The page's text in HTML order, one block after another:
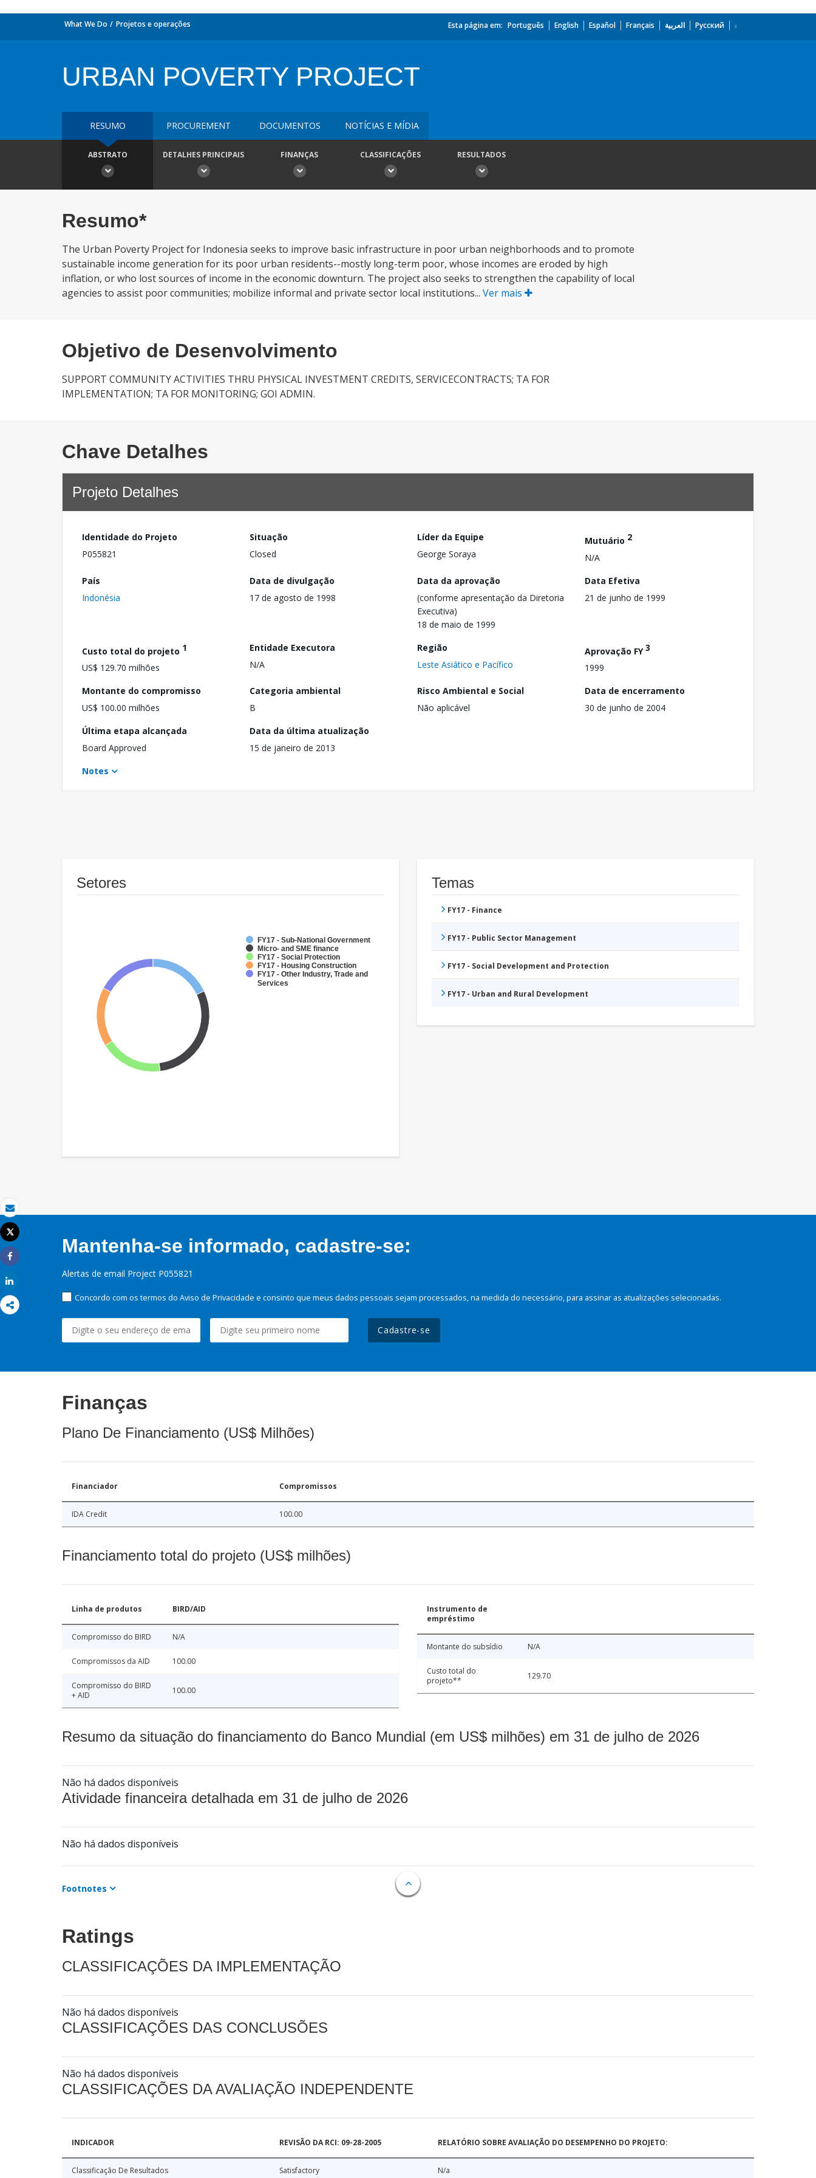
Email
Imprimir
Tweet
Share
What We Do Projetos e operações Esta página em: Português English Español Français العربية Русский
URBAN POVERTY PROJECT
RESUMO PROCUREMENT DOCUMENTOS NOTÍCIAS E MÍDIA
ABSTRATO DETALHES PRINCIPAIS FINANÇAS CLASSIFICAÇÕES RESULTADOS
Resumo*
The Urban Poverty Project for Indonesia seeks to improve basic infrastructure in poor urban neighborhoods and to promote
sustainable income generation for its poor urban residents--mostly long-term poor, whose incomes are eroded by high
inflation, or who lost sources of income in the economic downturn. The project also seeks to strengthen the capability of local
agencies to assist poor communities; mobilize informal and private sector local institutions... Ver mais
Objetivo de Desenvolvimento
SUPPORT COMMUNITY ACTIVITIES THRU PHYSICAL INVESTMENT CREDITS, SERVICECONTRACTS; TA FOR
IMPLEMENTATION; TA FOR MONITORING; GOI ADMIN.
Chave Detalhes
Projeto Detalhes
Identidade do Projeto
P055821
Situação
Closed
Líder da Equipe
George Soraya
Mutuário 2
N/A
País
Indonésia
Data de divulgação
17 de agosto de 1998
Data da aprovação
(conforme apresentação da Diretoria
Executiva)
18 de maio de 1999
Data Efetiva
21 de junho de 1999
Custo total do projeto 1
US$ 129.70 milhões
Entidade Executora
N/A
Região
Leste Asiático e Pacífico
Aprovação FY3
1999
Montante do compromisso
US$ 100.00 milhões
Categoria ambiental
B
Risco Ambiental e Social
Não aplicável
Data de encerramento
30 de junho de 2004
Última etapa alcançada
Board Approved
Data da última atualização
15 de janeiro de 2013
Notes
Setores
FY17 - Sub-National Government
Micro- and SME finance
FY17 - Social Protection
FY17 - Housing Construction
FY17 - Other Industry, Trade and
Services
Temas
FY17 - Finance
FY17 - Public Sector Management
FY17 - Social Development and Protection
FY17 - Urban and Rural Development
Mantenha-se informado, cadastre-se:
Alertas de email Project P055821
Concordo com os termos do Aviso de Privacidade e consinto que meus dados pessoais sejam processados, na medida do necessário, para assinar as atualizações selecionadas.
Cadastre-se
Finanças
Plano De Financiamento (US$ Milhões)
Financiador Compromissos
IDA Credit 100.00
Financiamento total do projeto (US$ milhões)
Linha de produtos BIRD/AID
Compromisso do BIRD N/A
Compromissos da AID 100.00
Compromisso do BIRD
+ AID
100.00
Instrumento de
empréstimo
Montante do subsídio N/A
Custo total do
projeto**
129.70
Resumo da situação do financiamento do Banco Mundial (em US$ milhões) em 31 de julho de 2026
Não há dados disponíveis
Atividade financeira detalhada em 31 de julho de 2026
Não há dados disponíveis
Footnotes
Ratings
CLASSIFICAÇÕES DA IMPLEMENTAÇÃO
Não há dados disponíveis
CLASSIFICAÇÕES DAS CONCLUSÕES
Não há dados disponíveis
CLASSIFICAÇÕES DA AVALIAÇÃO INDEPENDENTE
INDICADOR REVISÃO DA RCI: 09-28-2005 RELATÓRIO SOBRE AVALIAÇÃO DO DESEMPENHO DO PROJETO:
Classificação De Resultados Satisfactory N/a